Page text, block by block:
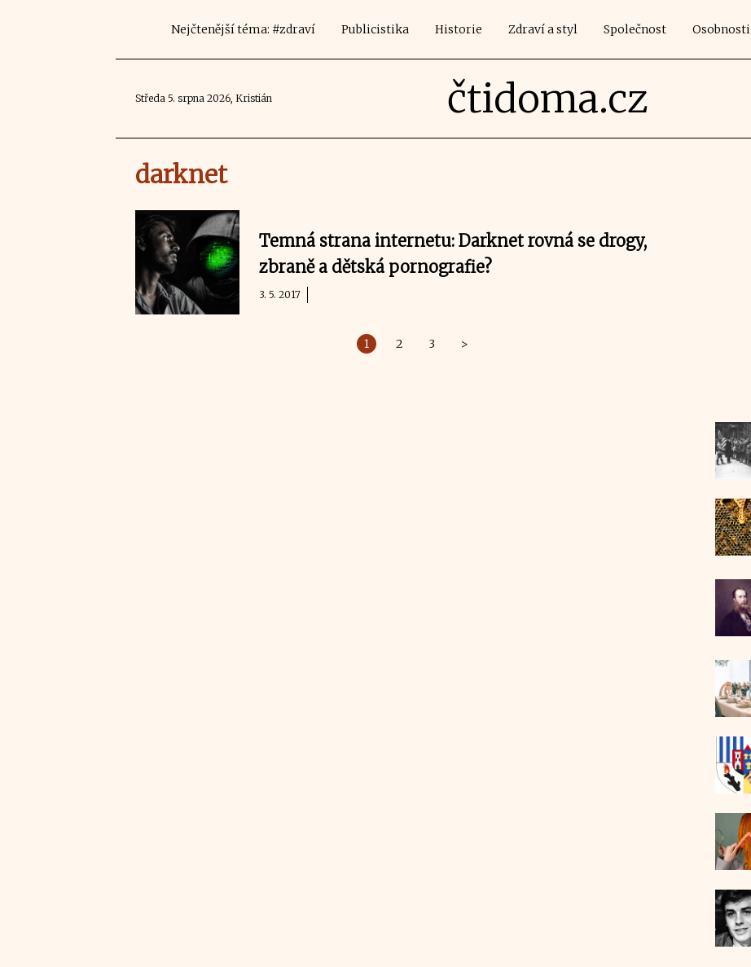
Nejčtenější téma: #zdraví Publicistika Historie Zdraví a styl Společnost Osobnosti
Středa 5. srpna 2026, Kristián čtidoma.cz
darknet
Temná strana internetu: Darknet rovná se drogy,
zbraně a dětská pornografie?
3. 5. 2017
1 2 3 >